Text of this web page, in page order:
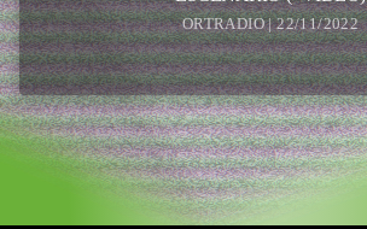
ORTRADIO | 22/11/2022